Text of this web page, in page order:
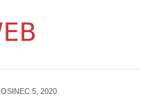
5, 2020